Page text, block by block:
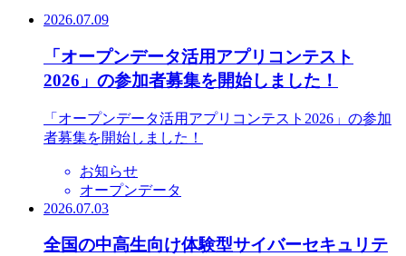
2026.07.09
「オープンデータ活用アプリコンテスト
2026」の参加者募集を開始しました！
「オープンデータ活用アプリコンテスト2026」の参加
者募集を開始しました！
お知らせ
オープンデータ
2026.07.03
全国の中高生向け体験型サイバーセキュリテ